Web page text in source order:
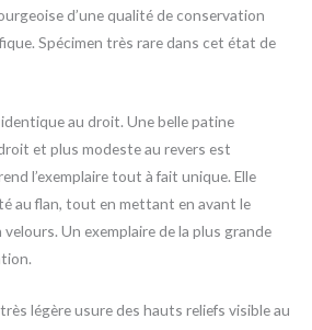
d’une qualité de conservation
Spécimen très rare dans cet état de
au droit. Une belle patine
et plus modeste au revers est
l’exemplaire tout à fait unique. Elle
au flan, tout en mettant en avant le
Un exemplaire de la plus grande
légère usure des hauts reliefs visible au